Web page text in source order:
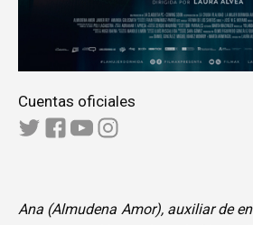
Cuentas oficiales
Ana (Almudena Amor), auxiliar de